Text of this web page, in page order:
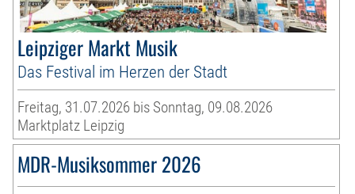
Leipziger Markt Musik
Das Festival im Herzen der Stadt
Freitag, 31.07.2026 bis Sonntag, 09.08.2026
Marktplatz Leipzig
MDR-Musiksommer 2026